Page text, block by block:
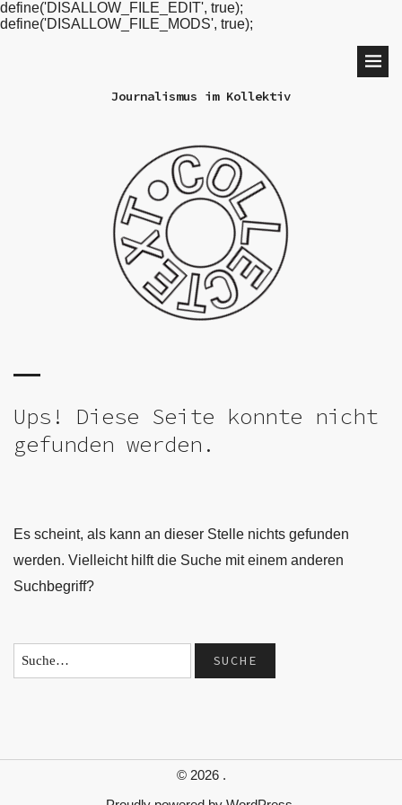
define('DISALLOW_FILE_EDIT', true);
define('DISALLOW_FILE_MODS', true);
Journalismus im Kollektiv
Ups! Diese Seite konnte nicht
gefunden werden.
Es scheint, als kann an dieser Stelle nichts gefunden
werden. Vielleicht hilft die Suche mit einem anderen
Suchbegriff?
© 2026 .